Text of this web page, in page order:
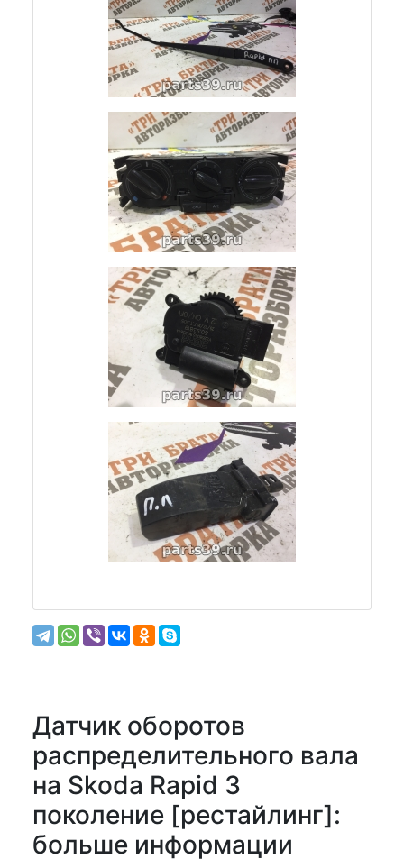
Датчик оборотов
распределительного вала
на Skoda Rapid 3
поколение [рестайлинг]:
больше информации